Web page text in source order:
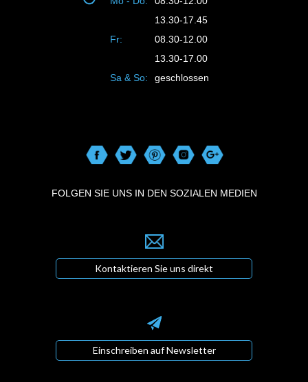
13.30-17.45
Fr:
08.30-12.00
13.30-17.00
Sa & So:
geschlossen
FOLGEN SIE UNS IN DEN SOZIALEN MEDIEN
Kontaktieren Sie uns direkt
Einschreiben auf Newsletter